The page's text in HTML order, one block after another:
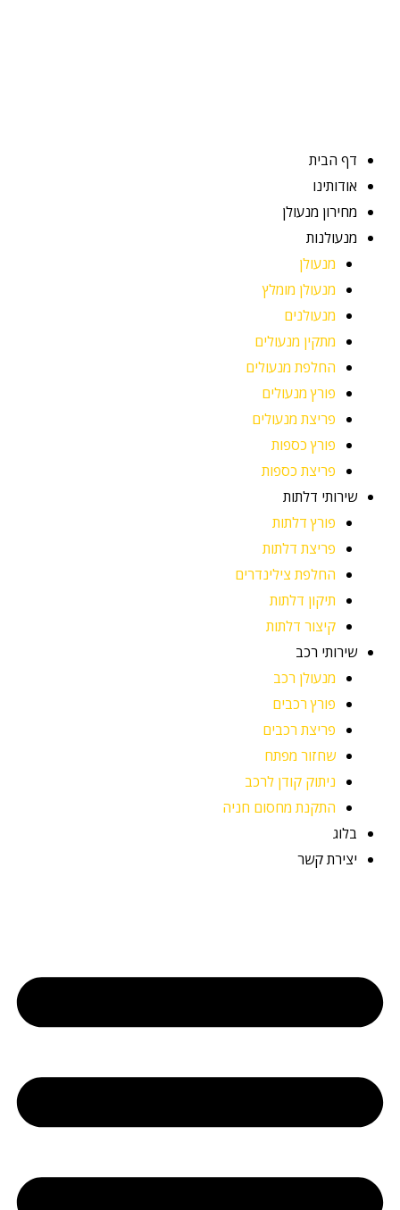
דף הבית
אודותינו
מחירון מנעולן
מנעולנות
מנעולן
מנעולן מומלץ
מנעולנים
מתקין מנעולים
החלפת מנעולים
פורץ מנעולים
פריצת מנעולים
פורץ כספות
פריצת כספות
שירותי דלתות
פורץ דלתות
פריצת דלתות
החלפת צילינדרים
תיקון דלתות
קיצור דלתות
שירותי רכב
מנעולן רכב
פורץ רכבים
פריצת רכבים
שחזור מפתח
ניתוק קודן לרכב
התקנת מחסום חניה
בלוג
יצירת קשר